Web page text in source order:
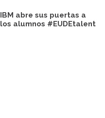
IBM abre sus puertas a
los alumnos #EUDEtalent